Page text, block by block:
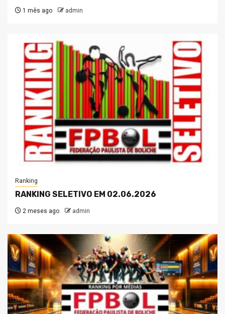
1 mês ago admin
Ranking
RANKING SELETIVO EM 02.06.2026
2 meses ago admin